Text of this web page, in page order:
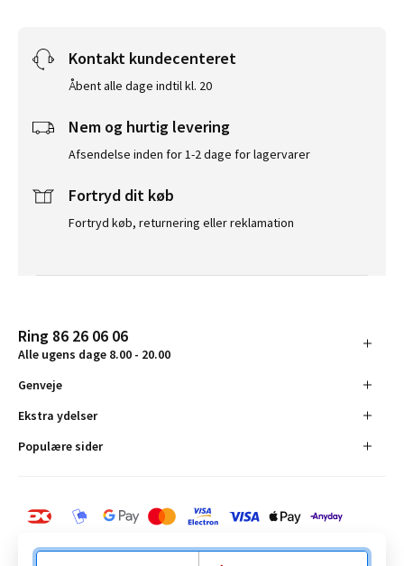
Kontakt kundecenteret
Åbent alle dage indtil kl. 20
Nem og hurtig levering
Afsendelse inden for 1-2 dage for lagervarer
Fortryd dit køb
Fortryd køb, returnering eller reklamation
Ring 86 26 06 06
Alle ugens dage 8.00 - 20.00
Genveje
Ekstra ydelser
Populære sider